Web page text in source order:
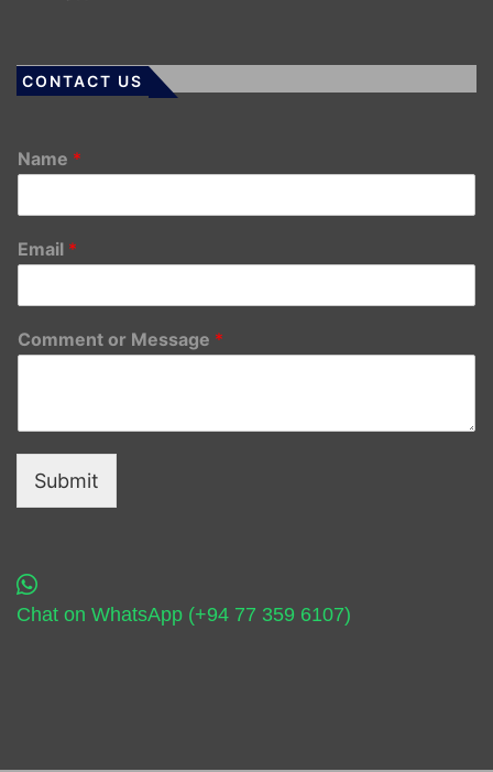
CONTACT US
Name *
Email *
Comment or Message *
Submit
Chat on WhatsApp (+94 77 359 6107)